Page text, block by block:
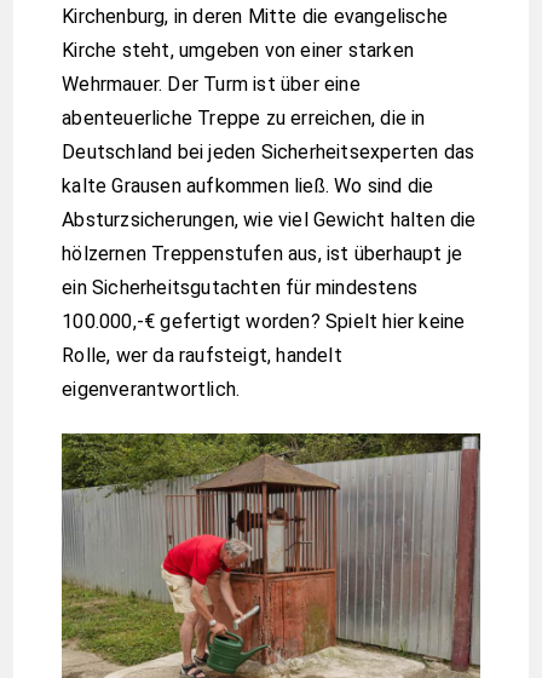
Kirchenburg, in deren Mitte die evangelische
Kirche steht, umgeben von einer starken
Wehrmauer. Der Turm ist über eine
abenteuerliche Treppe zu erreichen, die in
Deutschland bei jeden Sicherheitsexperten das
kalte Grausen aufkommen ließ. Wo sind die
Absturzsicherungen, wie viel Gewicht halten die
hölzernen Treppenstufen aus, ist überhaupt je
ein Sicherheitsgutachten für mindestens
100.000,-€ gefertigt worden? Spielt hier keine
Rolle, wer da raufsteigt, handelt
eigenverantwortlich.